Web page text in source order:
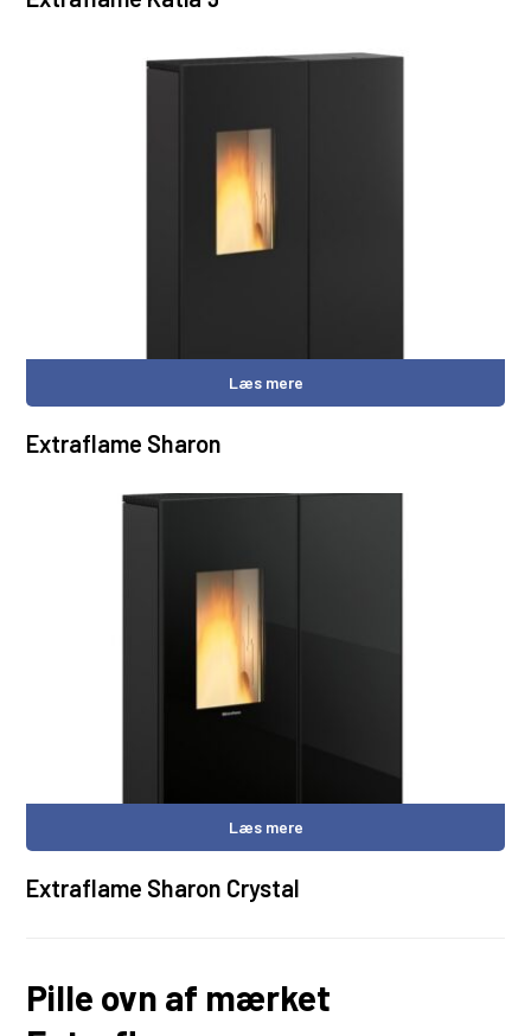
Læs mere
Extraflame Sharon
Læs mere
Extraflame Sharon Crystal
Pille ovn af mærket